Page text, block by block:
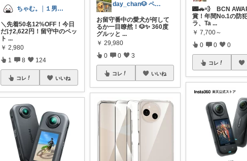
ちゃむ。│１男２女＋🐶のふっくらママ
＼先着50名12%OFF！今日
だけ2,622円！留守中のペッ
ト ...
￥ 2,980
1 8 124
コレ いいね
day_chan🐶 ペットと快適暮らし
お留守番中の愛犬が何して
るか一目瞭然！🐶✨ 360度
グルッと ...
￥ 29,980
0 0 3
コレ いいね
🌃🚗💨 BCN
賞！年間No.1の防
ラ、Ta ...
￥ 7,700～
0 0 0
コレ